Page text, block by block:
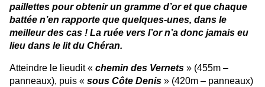
paillettes pour obtenir un gramme d’or et que chaque
battée n’en rapporte que quelques-unes, dans le
meilleur des cas ! La ruée vers l’or n’a donc jamais eu
lieu dans le lit du Chéran.
Atteindre le lieudit « chemin des Vernets » (455m –
panneaux), puis « sous Côte Denis » (420m – panneaux)